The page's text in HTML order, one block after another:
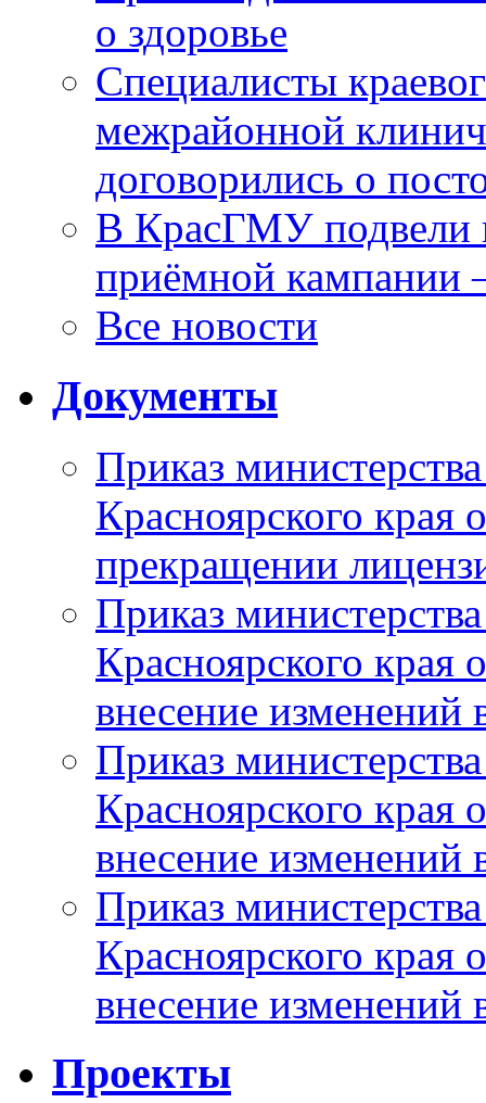
о здоровье
Специалисты
межрайонной
договорились о
В КрасГМУ подвели
приёмной кампании
Все новости
Документы
Приказ
Красноярского
прекращении
Приказ
Красноярского
внесение изменений
Приказ
Красноярского
внесение изменений
Приказ
Красноярского
внесение изменений
Проекты